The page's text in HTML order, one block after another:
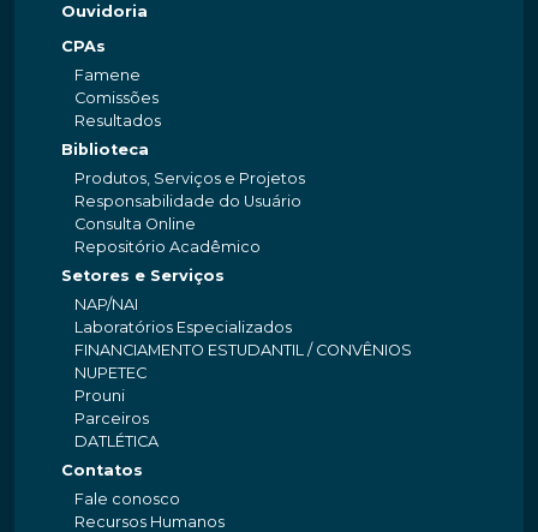
Ouvidoria
CPAs
Famene
Comissões
Resultados
Biblioteca
Produtos, Serviços e Projetos
Responsabilidade do Usuário
Consulta Online
Repositório Acadêmico
Setores e Serviços
NAP/NAI
Laboratórios Especializados
FINANCIAMENTO ESTUDANTIL / CONVÊNIOS
NUPETEC
Prouni
Parceiros
DATLÉTICA
Contatos
Fale conosco
Recursos Humanos